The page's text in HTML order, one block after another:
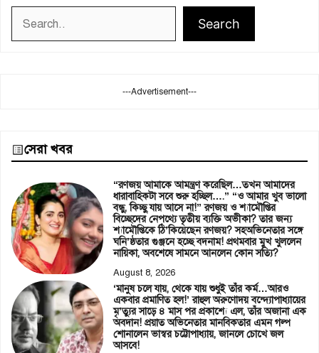
Search
---Advertisement---
সেরা খবর
“রণজয় আমাকে আমন্ত্রণ করেছিল…তখন আমাদের
ধারাবাহিকটা সবে শুরু হচ্ছিল….” “ও আমার খুব ভালো
বন্ধু, কিচ্ছু যায় আসে না!” রণজয় ও শ্যামৌপ্তির
বিচ্ছেদের নেপথ্যে তৃতীয় ব্যক্তি অভীকা? তার জন্য
শ্যামৌপ্তিকে ঠি’কিয়েছেন রণজয়? সহঅভিনেতার সঙ্গে
ঘনি’ষ্ঠতার গুঞ্জনে হচ্ছে বদনাম! প্রথমবার মুখ খুললেন
নায়িকা, অবশেষে সামনে আনলেন কোন সত্যি?
August 8, 2026
‘মানুষ চলে যায়, থেকে যায় শুধুই তাঁর কর্ম…আরও
একবার প্রমাণিত হল!’ রাহুল অরুণোদয় বন্দ্যোপাধ্যায়ের
মৃ’ত্যুর সাড়ে ৪ মাস পর প্রকাশ্যে এল, তাঁর অজানা এক
অবদান! প্রয়াত অভিনেতার মানবিকতার এমন গল্প
শোনালেন ভাস্বর চট্টোপাধ্যায়, জানলে চোখে জল
আসবে!